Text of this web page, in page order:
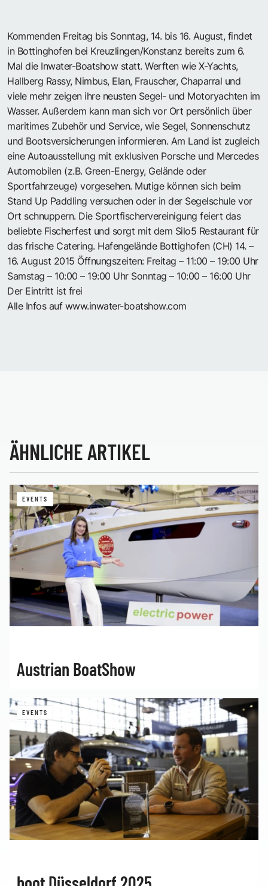
Kommenden Freitag bis Sonntag, 14. bis 16. August, findet
in Bottinghofen bei Kreuzlingen/Konstanz bereits zum 6.
Mal die Inwater-Boatshow statt. Werften wie X-Yachts,
Hallberg Rassy, Nimbus, Elan, Frauscher, Chaparral und
viele mehr zeigen ihre neusten Segel- und Motoryachten im
Wasser. Außerdem kann man sich vor Ort persönlich über
maritimes Zubehör und Service, wie Segel, Sonnenschutz
und Bootsversicherungen informieren. Am Land ist zugleich
eine Autoausstellung mit exklusiven Porsche und Mercedes
Automobilen (z.B. Green-Energy, Gelände oder
Sportfahrzeuge) vorgesehen. Mutige können sich beim
Stand Up Paddling versuchen oder in der Segelschule vor
Ort schnuppern. Die Sportfischervereinigung feiert das
beliebte Fischerfest und sorgt mit dem Silo5 Restaurant für
das frische Catering. Hafengelände Bottighofen (CH) 14. –
16. August 2015 Öffnungszeiten: Freitag – 11:00 – 19:00 Uhr
Samstag – 10:00 – 19:00 Uhr Sonntag – 10:00 – 16:00 Uhr
Der Eintritt ist frei
Alle Infos auf www.inwater-boatshow.com
ÄHNLICHE ARTIKEL
EVENTS
Austrian BoatShow
EVENTS